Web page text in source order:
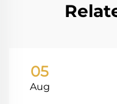
05
Aug